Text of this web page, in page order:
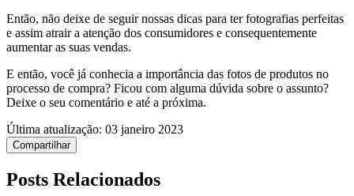
Então, não deixe de seguir nossas dicas para ter fotografias perfeitas
e assim atrair a atenção dos consumidores e consequentemente
aumentar as suas vendas.
E então, você já conhecia a importância das fotos de produtos no
processo de compra? Ficou com alguma dúvida sobre o assunto?
Deixe o seu comentário e até a próxima.
Última atualização: 03 janeiro 2023
Compartilhar
Posts Relacionados